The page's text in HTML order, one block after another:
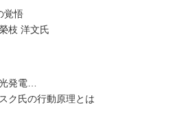
覚悟
枝 洋文氏
発電…
ク氏の行動原理とは